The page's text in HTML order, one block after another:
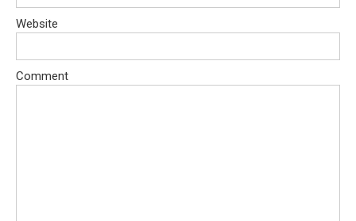
Website
Comment